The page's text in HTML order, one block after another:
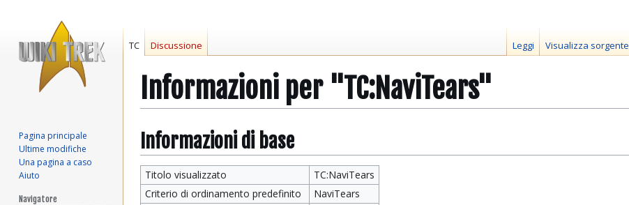
Informazioni per "TC:NaviTears"
Vai
alla
navigazione
Vai
alla
ricerca
Informazioni di base
Titolo visualizzato
TC:NaviTears
Criterio di ordinamento predefinito
NaviTears
TC Discussione Leggi Visualizza sorgente
Pagina principale
Ultime modifiche
Una pagina a caso
Aiuto
Navigatore